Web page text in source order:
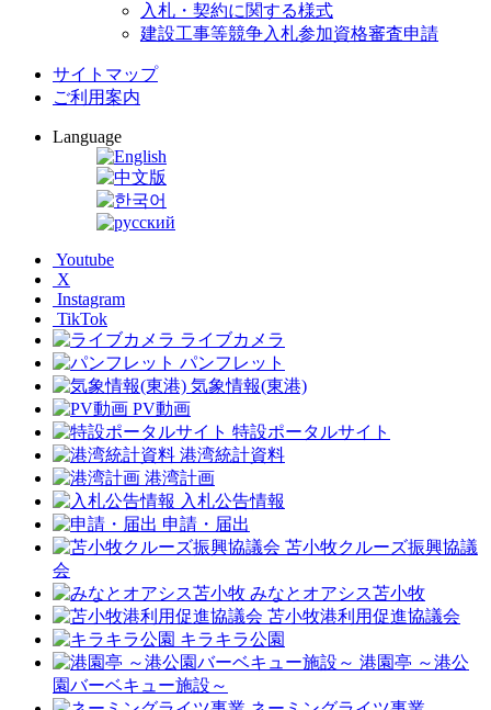
入札・契約に関する様式
建設工事等競争入札参加資格審査申請
サイトマップ
ご利用案内
Language
Youtube
X
Instagram
TikTok
ライブカメラ
パンフレット
気象情報(東港)
PV動画
特設ポータルサイト
港湾統計資料
港湾計画
入札公告情報
申請・届出
苫小牧クルーズ振興協議
会
みなとオアシス苫小牧
苫小牧港利用促進協議会
キラキラ公園
港園亭 ～港公
園バーベキュー施設～